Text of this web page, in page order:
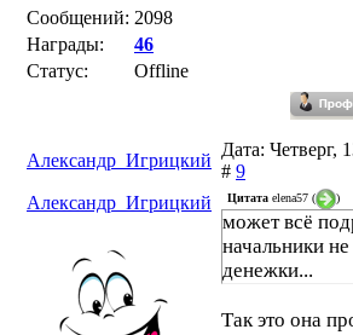
Сообщений: 2098
Награды:
46
Статус:
Offline
Александр_Игрицкий
Дата: Четверг,
# 9
Александр_Игрицкий
Цитата elena57 ( )
может всё
начальники
денежки...
Так это она